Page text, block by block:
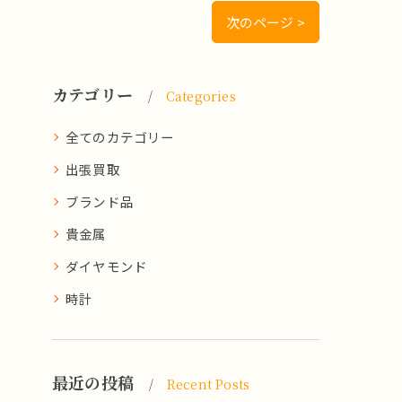
次のページ >
カテゴリー Categories
全てのカテゴリー
出張買取
ブランド品
貴金属
ダイヤモンド
時計
最近の投稿 Recent Posts